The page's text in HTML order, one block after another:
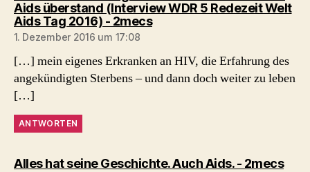
Aids überstand (Interview WDR 5 Redezeit Welt
Aids Tag 2016) - 2mecssagt:
1. Dezember 2016 um 17:08
[…] mein eigenes Erkranken an HIV, die Erfahrung des
angekündigten Sterbens – und dann doch weiter zu leben
[…]
ANTWORTEN
Alles hat seine Geschichte. Auch Aids. - 2mecs